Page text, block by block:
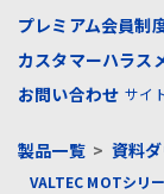
プレミアム会員制
カスタマーハラス
お問い合わせ サイ
製品一覧> 資料
VALTEC MOTシリ